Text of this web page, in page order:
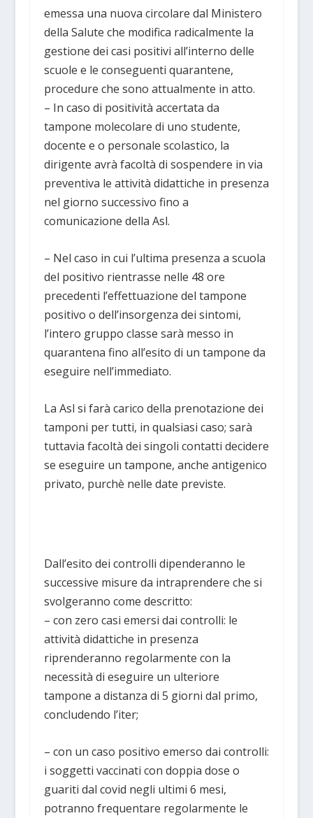
emessa una nuova circolare dal Ministero
della Salute che modifica radicalmente la
gestione dei casi positivi all’interno delle
scuole e le conseguenti quarantene,
procedure che sono attualmente in atto.
– In caso di positività accertata da
tampone molecolare di uno studente,
docente e o personale scolastico, la
dirigente avrà facoltà di sospendere in via
preventiva le attività didattiche in presenza
nel giorno successivo fino a
comunicazione della Asl.
– Nel caso in cui l’ultima presenza a scuola
del positivo rientrasse nelle 48 ore
precedenti l’effettuazione del tampone
positivo o dell’insorgenza dei sintomi,
l’intero gruppo classe sarà messo in
quarantena fino all’esito di un tampone da
eseguire nell’immediato.
La Asl si farà carico della prenotazione dei
tamponi per tutti, in qualsiasi caso; sarà
tuttavia facoltà dei singoli contatti decidere
se eseguire un tampone, anche antigenico
privato, purchè nelle date previste.
Dall’esito dei controlli dipenderanno le
successive misure da intraprendere che si
svolgeranno come descritto:
– con zero casi emersi dai controlli: le
attività didattiche in presenza
riprenderanno regolarmente con la
necessità di eseguire un ulteriore
tampone a distanza di 5 giorni dal primo,
concludendo l’iter;
– con un caso positivo emerso dai controlli:
i soggetti vaccinati con doppia dose o
guariti dal covid negli ultimi 6 mesi,
potranno frequentare regolarmente le